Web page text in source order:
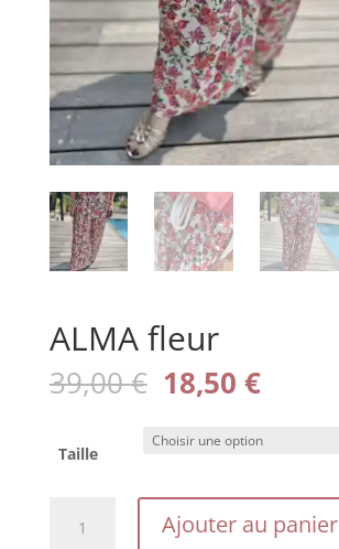
ALMA fleur
39,00€ Le
prix
initial
était :
18,50 €Le
prix
actuel
est :
Taille
Ajouter au panier